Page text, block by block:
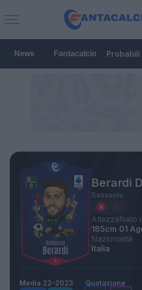
News Fantacalcio Probabili
Berardi
Sassuolo
Altezza
185cm
Nato il
01
Nazionalità
Italia
Media 22-2023 Quotazione